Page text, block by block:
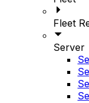
Fleet
Server